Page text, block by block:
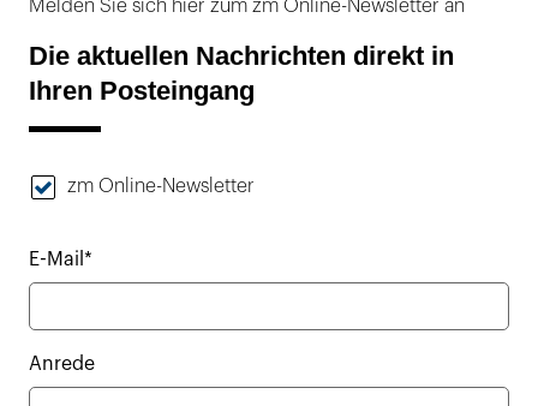
Melden Sie sich hier zum zm Online-Newsletter an
Die aktuellen Nachrichten direkt in
Ihren Posteingang
zm Online-Newsletter
E-Mail*
Anrede